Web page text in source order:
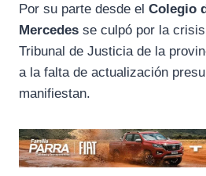
Por su parte desde el Colegio
Mercedes se culpó por la
Tribunal de Justicia de la
a la falta de actualización
manifiestan.